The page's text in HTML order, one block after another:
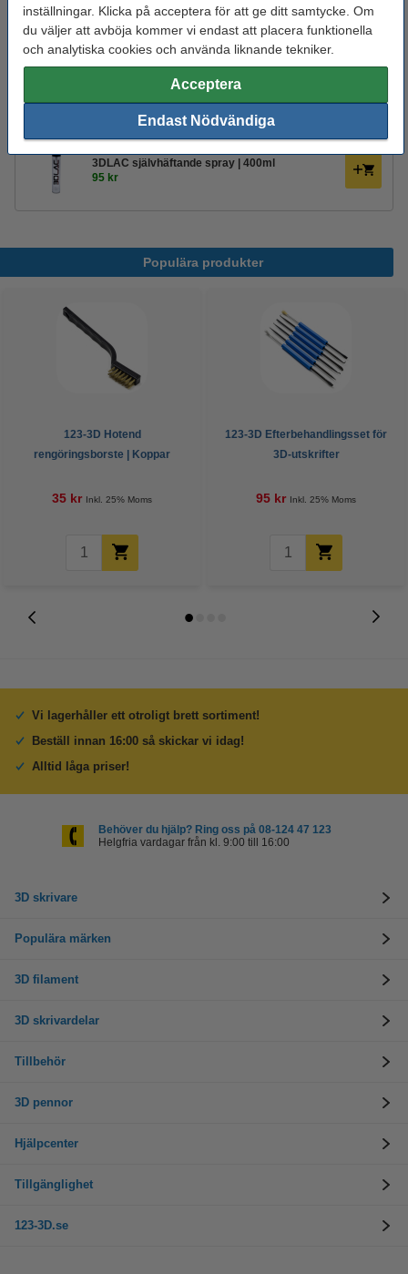
inställningar. Klicka på acceptera för att ge ditt samtycke. Om
du väljer att avböja kommer vi endast att placera funktionella
och analytiska cookies och använda liknande tekniker.
Acceptera
Endast Nödvändiga
Produktkod: DHM00125
Glöm inte att beställa!
3DLAC självhäftande spray | 400ml
95 kr
Populära produkter
123-3D Hotend
rengöringsborste | Koppar
35 kr Inkl. 25% Moms
123-3D Efterbehandlingsset för
3D-utskrifter
95 kr Inkl. 25% Moms
Vi lagerhåller ett otroligt brett sortiment!
Beställ innan 16:00 så skickar vi idag!
Alltid låga priser!
Behöver du hjälp? Ring oss på 08-124 47 123
Helgfria vardagar från kl. 9:00 till 16:00
3D skrivare
Populära märken
3D filament
3D skrivardelar
Tillbehör
3D pennor
Hjälpcenter
Tillgänglighet
123-3D.se